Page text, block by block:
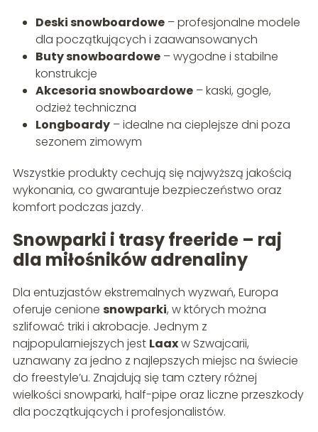
Deski snowboardowe– profesjonalne modele
dla początkujących i zaawansowanych
Buty snowboardowe– wygodne i stabilne
konstrukcje
Akcesoria snowboardowe– kaski, gogle,
odzież techniczna
Longboardy– idealne na cieplejsze dni poza
sezonem zimowym
Wszystkie produkty cechują się najwyższą jakością
wykonania, co gwarantuje bezpieczeństwo oraz
komfort podczas jazdy.
Snowparki i trasy freeride – raj
dla miłośników adrenaliny
Dla entuzjastów ekstremalnych wyzwań, Europa
oferuje cenione snowparki, w których można
szlifować triki i akrobacje. Jednym z
najpopularniejszych jest Laaxw Szwajcarii,
uznawany za jedno z najlepszych miejsc na świecie
do freestyle’u. Znajdują się tam cztery różnej
wielkości snowparki, half-pipe oraz liczne przeszkody
dla początkujących i profesjonalistów.